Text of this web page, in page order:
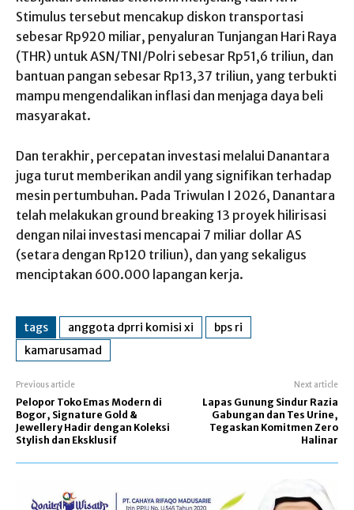
Stimulus tersebut mencakup diskon transportasi
sebesar Rp920 miliar, penyaluran Tunjangan Hari Raya
(THR) untuk ASN/TNI/Polri sebesar Rp51,6 triliun, dan
bantuan pangan sebesar Rp13,37 triliun, yang terbukti
mampu mengendalikan inflasi dan menjaga daya beli
masyarakat.
Dan terakhir, percepatan investasi melalui Danantara
juga turut memberikan andil yang signifikan terhadap
mesin pertumbuhan. Pada Triwulan I 2026, Danantara
telah melakukan ground breaking 13 proyek hilirisasi
dengan nilai investasi mencapai 7 miliar dollar AS
(setara dengan Rp120 triliun), dan yang sekaligus
menciptakan 600.000 lapangan kerja.
tags anggota dprri komisi xi
bps ri
kamarusamad
Previous article
Pelopor Toko Emas Modern di
Bogor, Signature Gold &
Jewellery Hadir dengan Koleksi
Stylish dan Eksklusif
Next article
Lapas Gunung Sindur Razia
Gabungan dan Tes Urine,
Tegaskan Komitmen Zero
Halinar